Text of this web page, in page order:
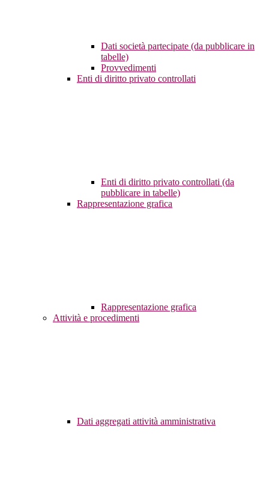
Dati società partecipate (da pubblicare in
tabelle)
Provvedimenti
Enti di diritto privato controllati
Enti di diritto privato controllati (da
pubblicare in tabelle)
Rappresentazione grafica
Rappresentazione grafica
Attività e procedimenti
Dati aggregati attività amministrativa